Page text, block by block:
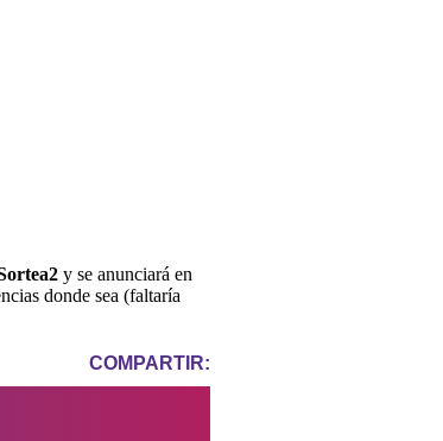
y se anunciará en
donde sea (faltaría
COMPARTIR: